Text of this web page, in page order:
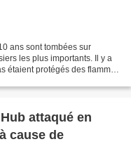
ans sont tombées sur
les plus importants. Il y a
étaient protégés des flammes
attaqué en
cause de